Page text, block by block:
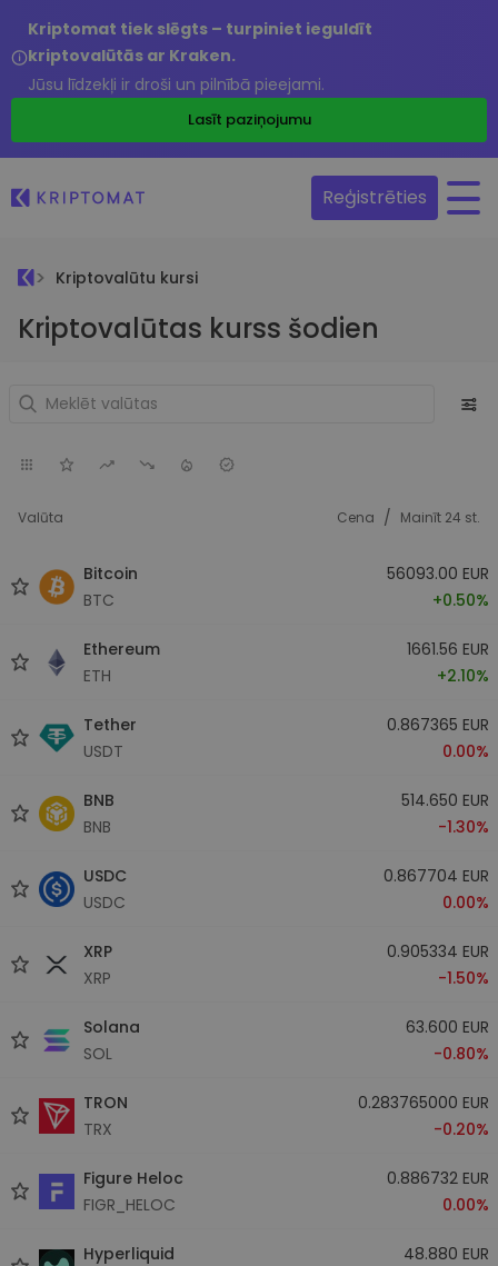
Kriptomat tiek slēgts – turpiniet ieguldīt
kriptovalūtās ar Kraken.
Jūsu līdzekļi ir droši un pilnībā pieejami.
Lasīt paziņojumu
Reģistrēties
Kriptovalūtu kursi
Kriptovalūtas kurss šodien
Valūta Cena / Mainīt 24 st.
Bitcoin
BTC
56093.00 EUR
+0.50%
Ethereum
ETH
1661.56 EUR
+2.10%
Tether
USDT
0.867365 EUR
0.00%
BNB
BNB
514.650 EUR
-1.30%
USDC
USDC
0.867704 EUR
0.00%
XRP
XRP
0.905334 EUR
-1.50%
Solana
SOL
63.600 EUR
-0.80%
TRON
TRX
0.283765000 EUR
-0.20%
Figure Heloc
FIGR_HELOC
0.886732 EUR
0.00%
Hyperliquid
48.880 EUR